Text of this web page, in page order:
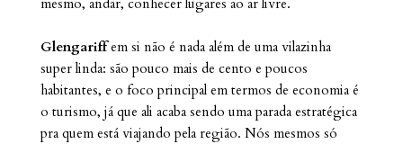
Glengariffem si não é nada além de uma vilazinha
super linda: são pouco mais de cento e poucos
habitantes, e o foco principal em termos de economia é
o turismo, já que ali acaba sendo uma parada estratégica
pra quem está viajando pela região. Nós mesmos só